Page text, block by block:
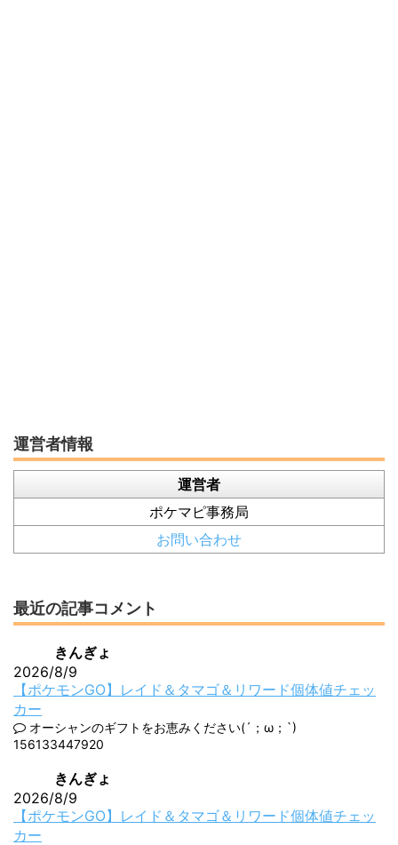
運営者情報
運営者
ポケマピ事務局
お問い合わせ
最近の記事コメント
きんぎょ
2026/8/9
【ポケモンGO】レイド＆タマゴ＆リワード個体値チェッ
カー
オーシャンのギフトをお恵みください(´；ω；`)
156133447920
きんぎょ
2026/8/9
【ポケモンGO】レイド＆タマゴ＆リワード個体値チェッ
カー